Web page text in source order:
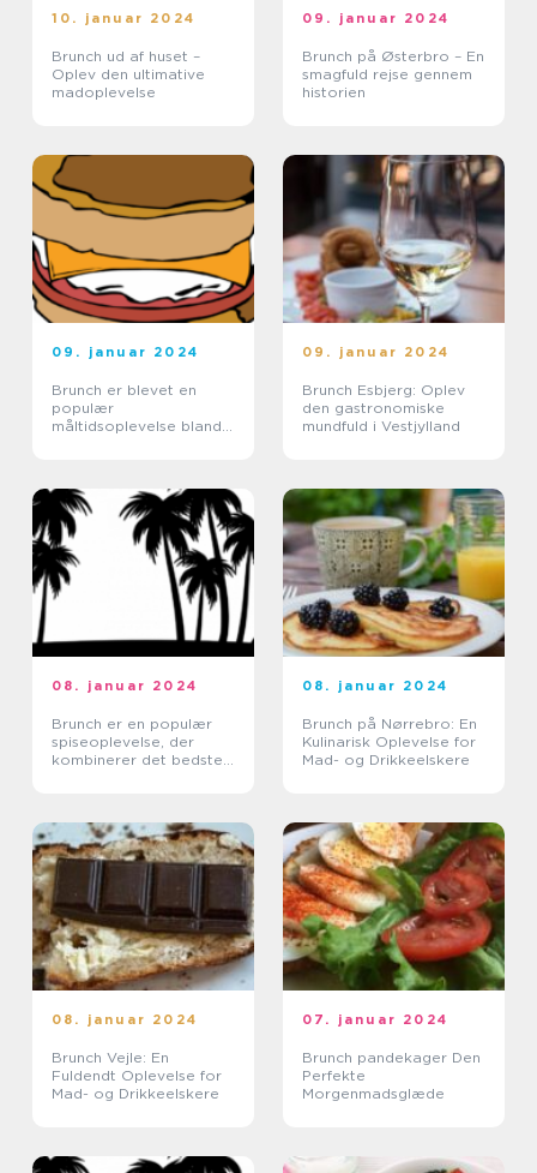
10. januar 2024
Brunch ud af huset –
Oplev den ultimative
madoplevelse
09. januar 2024
Brunch på Østerbro – En
smagfuld rejse gennem
historien
09. januar 2024
Brunch er blevet en
populær
måltidsoplevelse blandt
09. januar 2024
Brunch Esbjerg: Oplev
den gastronomiske
mundfuld i Vestjylland
08. januar 2024
Brunch er en populær
spiseoplevelse, der
kombinerer det bedste
08. januar 2024
Brunch på Nørrebro: En
Kulinarisk Oplevelse for
Mad- og Drikkeelskere
08. januar 2024
Brunch Vejle: En
Fuldendt Oplevelse for
Mad- og Drikkeelskere
07. januar 2024
Brunch pandekager Den
Perfekte
Morgenmadsglæde